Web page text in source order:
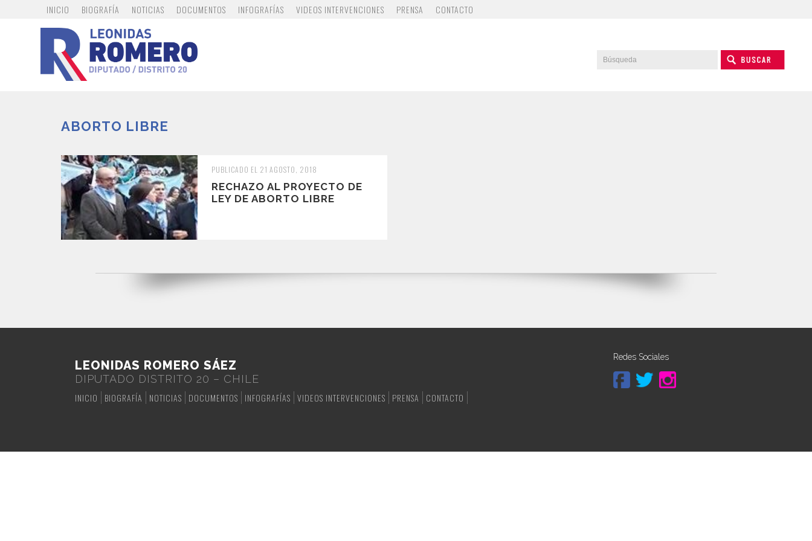
INICIO BIOGRAFÍA NOTICIAS DOCUMENTOS INFOGRAFÍAS VIDEOS INTERVENCIONES PRENSA CONTACTO
ABORTO LIBRE
PUBLICADO EL 21 AGOSTO, 2018
RECHAZO AL PROYECTO DE
LEY DE ABORTO LIBRE
LEONIDAS ROMERO SÁEZ
DIPUTADO DISTRITO 20 – CHILE
INICIO
BIOGRAFÍA NOTICIAS DOCUMENTOS INFOGRAFÍAS VIDEOS INTERVENCIONES PRENSA CONTACTO
Redes Sociales